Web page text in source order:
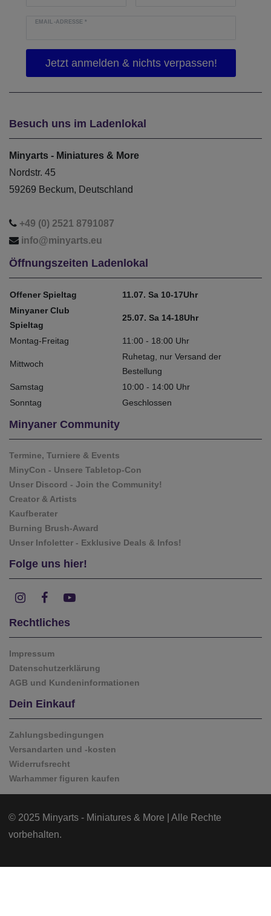
EMAIL-ADRESSE*
Besuch uns im Ladenlokal
Minyarts - Miniatures & More
Nordstr. 45
59269 Beckum, Deutschland
+49 (0) 2521 8791087
info@minyarts.eu
Öffnungszeiten Ladenlokal
Offener Spieltag
11.07. Sa 10-17Uhr
Minyaner Club
Spieltag
25.07. Sa 14-18Uhr
Montag-Freitag 11:00 - 18:00 Uhr
Mittwoch
Ruhetag, nur Versand der
Bestellung
Samstag
10:00 - 14:00 Uhr
Sonntag
Geschlossen
Minyaner Community
Termine, Turniere & Events
MinyCon - Unsere Tabletop-Con
Unser Discord - Join the Community!
Creator & Artists
Kaufberater
Burning Brush-Award
Unser Infoletter - Exklusive Deals & Infos!
Folge uns hier!
Rechtliches
Impressum
Datenschutzerklärung
AGB und Kundeninformationen
Dein Einkauf
Zahlungsbedingungen
Versandarten und -kosten
Widerrufsrecht
Warhammer figuren kaufen
© 2025 Minyarts - Miniatures & More | Alle Rechte
vorbehalten.